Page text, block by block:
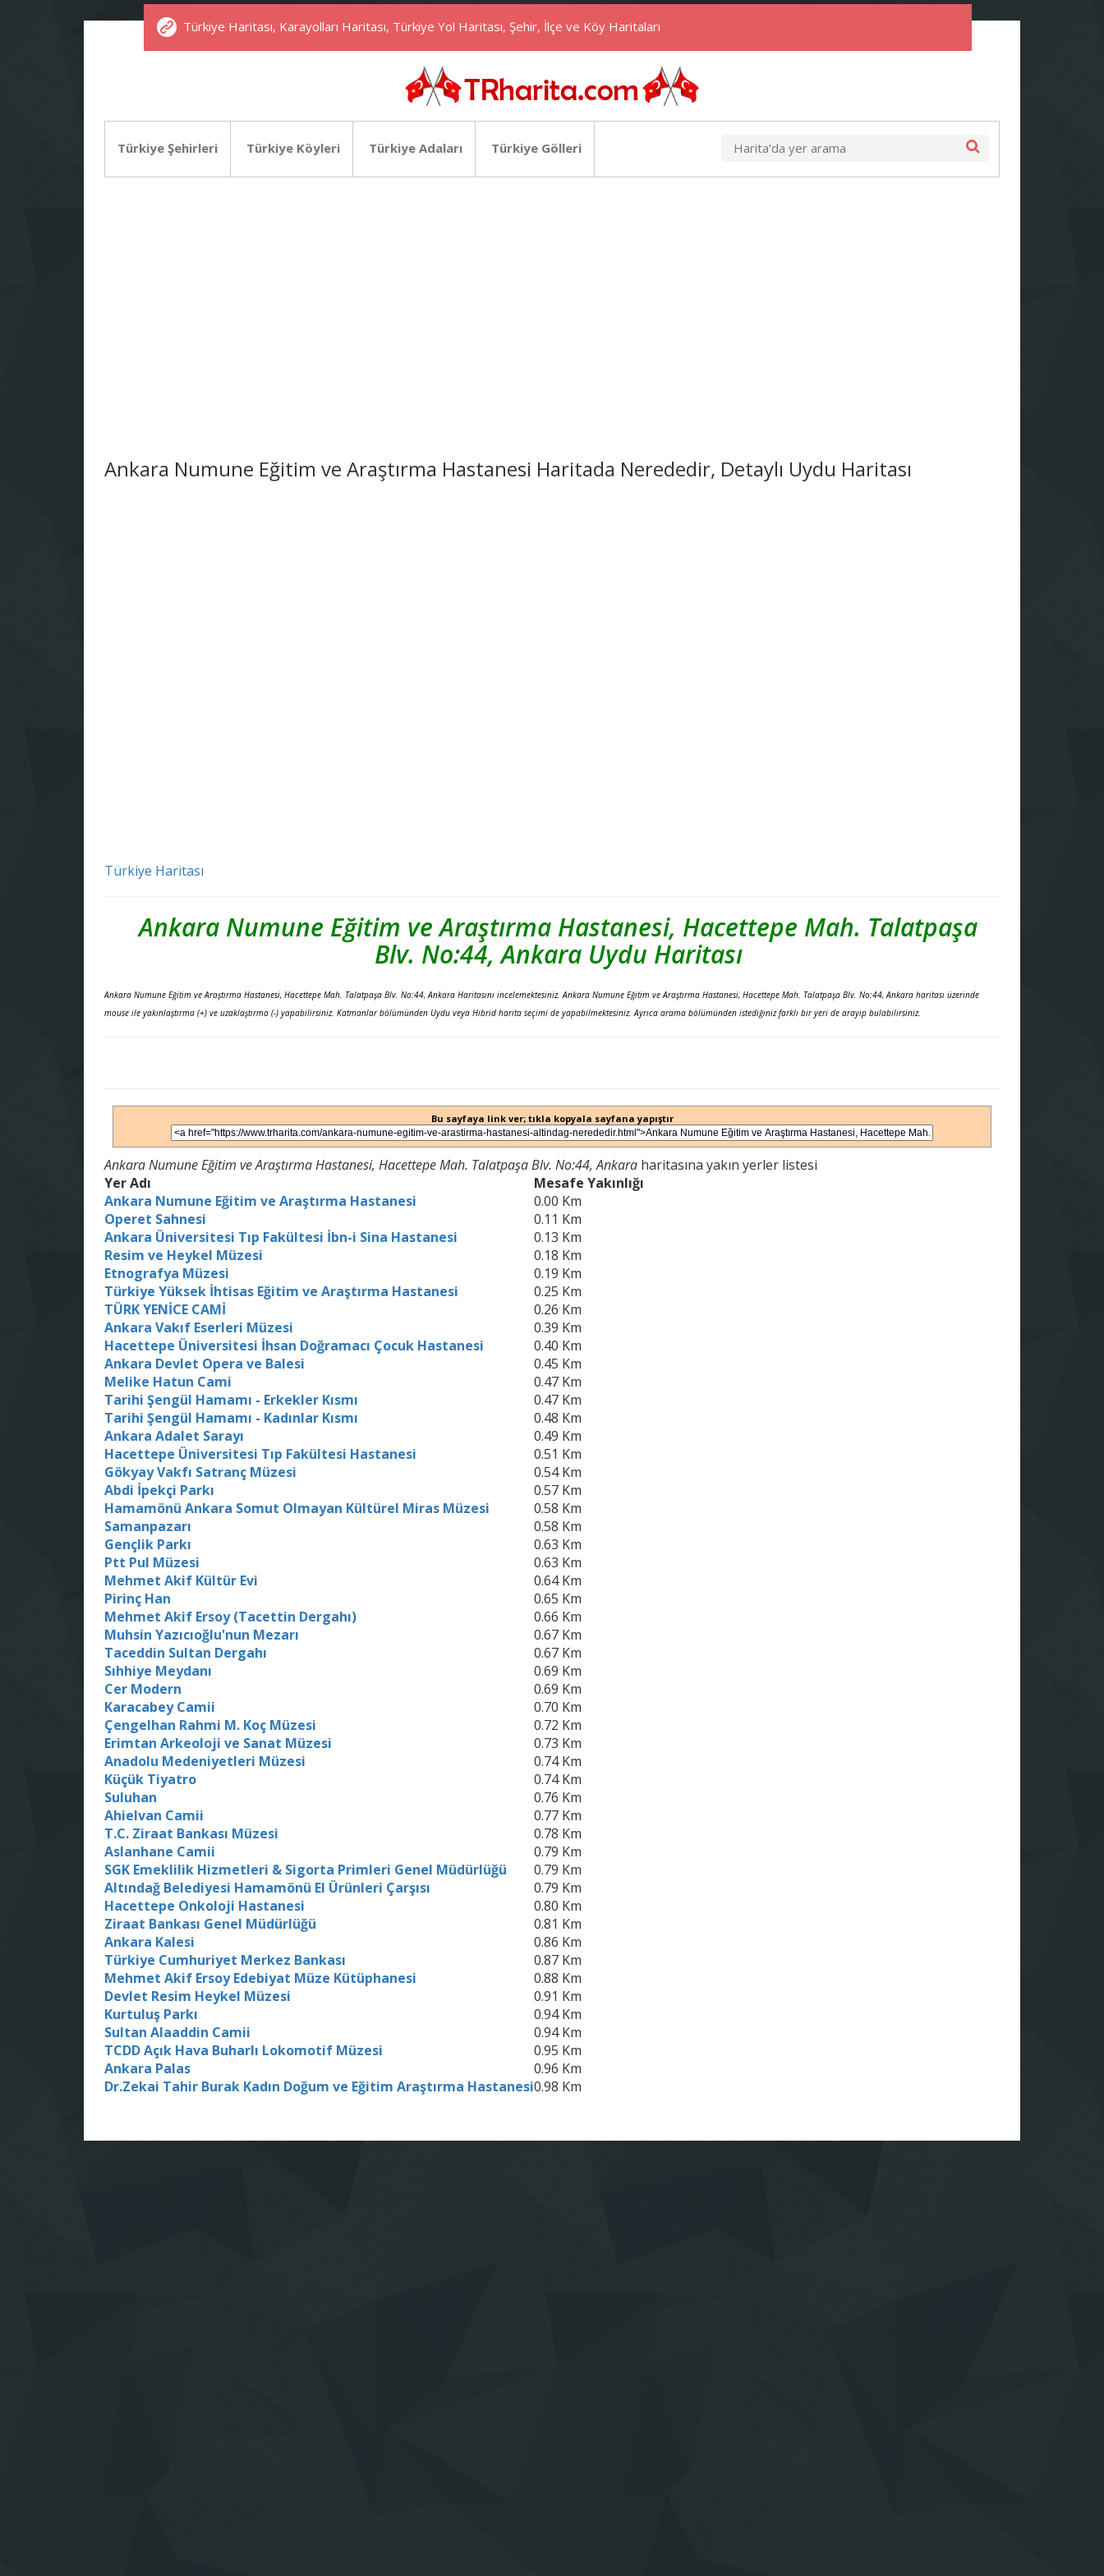
Türkiye Haritası, Karayolları Haritası, Türkiye Yol Haritası, Şehir, İlçe ve Köy Haritaları
Türkiye Şehirleri Türkiye Köyleri Türkiye Adaları Türkiye Gölleri
Ankara Numune Eğitim ve Araştırma Hastanesi Haritada Nerededir, Detaylı Uydu Haritası
Türkiye Haritası
Ankara Numune Eğitim ve Araştırma Hastanesi, Hacettepe Mah. Talatpaşa
Blv. No:44, Ankara Uydu Haritası
Ankara Numune Eğitim ve Araştırma Hastanesi, Hacettepe Mah. Talatpaşa Blv. No:44, Ankara Haritasını incelemektesiniz. Ankara Numune Eğitim ve Araştırma Hastanesi, Hacettepe Mah. Talatpaşa Blv. No:44, Ankara haritası üzerinde
mouse ile yakınlaştırma (+) ve uzaklaştırma (-) yapabilirsiniz. Katmanlar bölümünden Uydu veya Hibrid harita seçimi de yapabilmektesiniz. Ayrıca arama bölümünden istediğiniz farklı bir yeri de arayıp bulabilirsiniz.
Bu sayfaya link ver; tıkla kopyala sayfana yapıştır
Ankara Numune Eğitim ve Araştırma Hastanesi, Hacettepe Mah. Talatpaşa Blv. No:44, Ankara haritasına yakın yerler listesi
Yer Adı
Mesafe Yakınlığı
Ankara Numune Eğitim ve Araştırma Hastanesi
0.00 Km
Operet Sahnesi
0.11 Km
Ankara Üniversitesi Tıp Fakültesi İbn-i Sina Hastanesi
0.13 Km
Resim ve Heykel Müzesi
0.18 Km
Etnografya Müzesi
0.19 Km
Türkiye Yüksek İhtisas Eğitim ve Araştırma Hastanesi
0.25 Km
TÜRK YENİCE CAMİ
0.26 Km
Ankara Vakıf Eserleri Müzesi
0.39 Km
Hacettepe Üniversitesi İhsan Doğramacı Çocuk Hastanesi
0.40 Km
Ankara Devlet Opera ve Balesi
0.45 Km
Melike Hatun Cami
0.47 Km
Tarihi Şengül Hamamı - Erkekler Kısmı
0.47 Km
Tarihi Şengül Hamamı - Kadınlar Kısmı
0.48 Km
Ankara Adalet Sarayı
0.49 Km
Hacettepe Üniversitesi Tıp Fakültesi Hastanesi
0.51 Km
Gökyay Vakfı Satranç Müzesi
0.54 Km
Abdi İpekçi Parkı
0.57 Km
Hamamönü Ankara Somut Olmayan Kültürel Miras Müzesi
0.58 Km
Samanpazarı
0.58 Km
Gençlik Parkı
0.63 Km
Ptt Pul Müzesi
0.63 Km
Mehmet Akif Kültür Evi
0.64 Km
Pirinç Han
0.65 Km
Mehmet Akif Ersoy (Tacettin Dergahı)
0.66 Km
Muhsin Yazıcıoğlu'nun Mezarı
0.67 Km
Taceddin Sultan Dergahı
0.67 Km
Sıhhiye Meydanı
0.69 Km
Cer Modern
0.69 Km
Karacabey Camii
0.70 Km
Çengelhan Rahmi M. Koç Müzesi
0.72 Km
Erimtan Arkeoloji ve Sanat Müzesi
0.73 Km
Anadolu Medeniyetleri Müzesi
0.74 Km
Küçük Tiyatro
0.74 Km
Suluhan
0.76 Km
Ahielvan Camii
0.77 Km
T.C. Ziraat Bankası Müzesi
0.78 Km
Aslanhane Camii
0.79 Km
SGK Emeklilik Hizmetleri & Sigorta Primleri Genel Müdürlüğü
0.79 Km
Altındağ Belediyesi Hamamönü El Ürünleri Çarşısı
0.79 Km
Hacettepe Onkoloji Hastanesi
0.80 Km
Ziraat Bankası Genel Müdürlüğü
0.81 Km
Ankara Kalesi
0.86 Km
Türkiye Cumhuriyet Merkez Bankası
0.87 Km
Mehmet Akif Ersoy Edebiyat Müze Kütüphanesi
0.88 Km
Devlet Resim Heykel Müzesi
0.91 Km
Kurtuluş Parkı
0.94 Km
Sultan Alaaddin Camii
0.94 Km
TCDD Açık Hava Buharlı Lokomotif Müzesi
0.95 Km
Ankara Palas
0.96 Km
Dr.Zekai Tahir Burak Kadın Doğum ve Eğitim Araştırma Hastanesi0.98 Km